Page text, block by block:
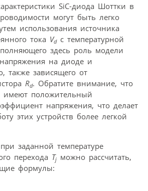
SiC-диода Шоттки в
могут быть легко
использования источника
тока Vd с температурной
здесь роль модели
на диоде и
также зависящего от
Rd. Обратите внимание, что
имеют положительный
напряжения, что делает
этих устройств более легкой
заданной температуре
перехода Tj можно рассчитать,
формулы: